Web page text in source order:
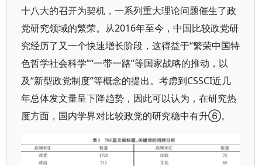
十八大的召开为契机，一系列重大理论问题催生了政
党研究领域的繁荣。从2016年至今，中国比较政党研
究经历了又一个快速增长阶段，这得益于“繁荣中国特
色哲学社会科学”“一带一路”等国家战略的推动，以
及“新型政党制度”等概念的提出。考虑到CSSCI近几
年总体发文量呈下降趋势，因此可以认为，在研究热
度方面，国内学界对比较政党的研究稳中有升⑥。